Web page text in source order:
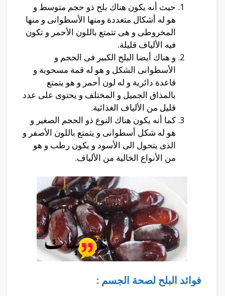
حيث أنه يكون هناك بلح ذو حجم متوسط و
هو له أشكال متعددة ومنها الأسطوانى و منها
المخروطى و هى تتمتع باللون الأحمر و تكون
فيه الألياف قليلة.
و هناك أيضا البلح الكبير فى الحجم و
الأسطوانى الشكل و هو له قمة مسحوبة و
قاعدة دائرية و له لون أحمر و هو يتمتع
بالمذاق الجميل و المختلف و يحتوى على عدد
قليل من الألياف الغذائية.
كما أنه يكون هناك النوع ذو الحجم الصغير و
هو له شكل أسطوانى و يتمتع باللون الأصفر و
الذى يتحول الى الأسود و يكون رطب و هو
من الأنواع الخالية من الألياف.
فوائد البلح لصحة الجسم :